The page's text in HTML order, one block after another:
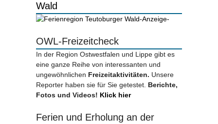
Wald
-Anzeige-
OWL-Freizeitcheck
In der Region Ostwestfalen und Lippe gibt es
eine ganze Reihe von interessanten und
ungewöhnlichen Freizeitaktivitäten. Unsere
Reporter haben sie für Sie getestet. Berichte,
Fotos und Videos! Klick hier
Ferien und Erholung an der